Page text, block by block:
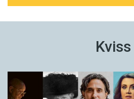
Kviss